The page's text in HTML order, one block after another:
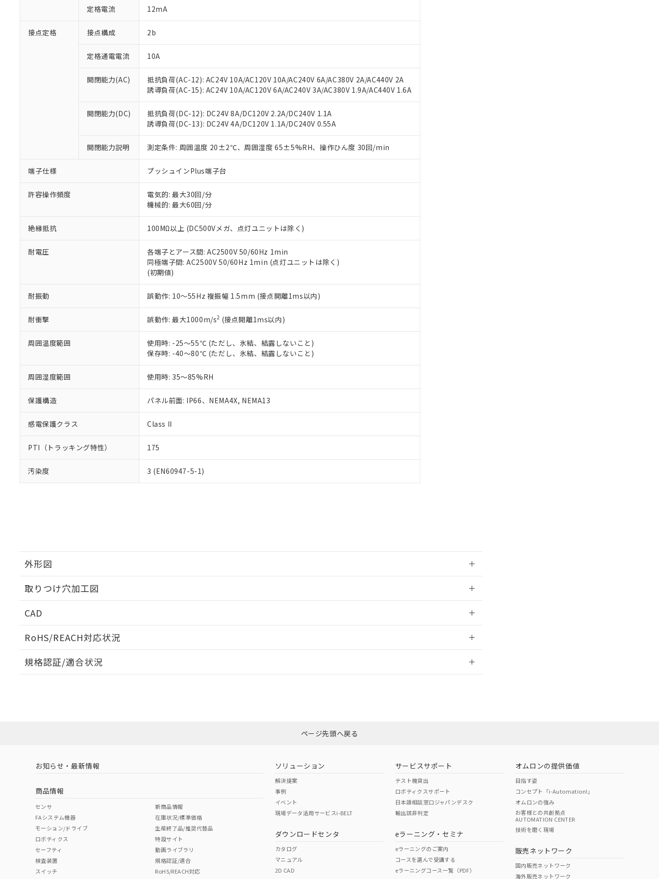
定格電流 12mA
接点定格 接点構成 2b
定格通電電流 10A
開閉能力(AC)
抵抗負荷(AC-12): AC24V 10A/AC120V 10A/AC240V 6A/AC380V 2A/AC440V 2A
誘導負荷(AC-15): AC24V 10A/AC120V 6A/AC240V 3A/AC380V 1.9A/AC440V 1.6A
開閉能力(DC)
抵抗負荷(DC-12): DC24V 8A/DC120V 2.2A/DC240V 1.1A
誘導負荷(DC-13): DC24V 4A/DC120V 1.1A/DC240V 0.55A
開閉能力説明 測定条件: 周囲温度 20±2℃、周囲湿度 65±5%RH、操作ひん度 30回/min
端子仕様 プッシュインPlus端子台
許容操作頻度
電気的: 最大30回/分
機械的: 最大60回/分
絶縁抵抗 100MΩ以上 (DC500Vメガ、点灯ユニットは除く)
耐電圧
各端子とアース間: AC2500V 50/60Hz 1min
同極端子間: AC2500V 50/60Hz 1min (点灯ユニットは除く)
(初期値)
耐振動 誤動作: 10～55Hz 複振幅 1.5mm (接点開離1ms以内)
耐衝撃 誤動作: 最大1000m/s2 (接点開離1ms以内)
周囲温度範囲
使用時: -25～55℃ (ただし、氷結、結露しないこと)
保存時: -40～80℃ (ただし、氷結、結露しないこと)
周囲湿度範囲 使用時: 35～85%RH
保護構造 パネル前面: IP66、NEMA4X, NEMA13
感電保護クラス Class II
PTI（トラッキング特性） 175
汚染度 3 (EN60947-5-1)
外形図
取りつけ穴加工図
CAD
RoHS/REACH対応状況
EU RoHS 注意事項・凡例
ダウンロードはこちら
中国 RoHS 注意事項・凡例
中国 RoHS表
Pb Hg Cr(VI)
O O
規格認証/適合状況
い。
正式な納期状況および標準価格はお客様のお取引先、またはお客様担当のオムロン制御機器販売店・
当社販売員にご相談ください。
オムロン制御機器販売店や当社販売拠点は「販売ネットワーク
」をご確認ください。
在庫状況および標準価格結果を当社の事前の承諾なく第三者に漏洩または開示しないようお願いしま
す。
マイパーツ機能（部品リスト作成サービス）をご利用いただくには、I-Webメンバーズにご登録され
お客様が当ウェブサイト上で当社にご登録された部品リストについて、当社および当社の共同利用者
が、当社の製品・サービスに関するお客様との取引・商談に必要な範囲で利用することをご了承くだ
さい。
※当社の共同利用者とは、"個人情報の共同利用に関して"
の「1.共同利用者の範囲」に記載されて
いる法人を指します。
但し、RoHS指令で産業用監視および制御機器に対する適用除外項目は除く。
※2 対応予定月
部品在庫の切り替え状況などにより、予定月が前後することがあります。
※3 非含有証明書ダウンロード
下記の非含有証明書をダウンロードすることができます。
EU RoHS指令（10物質）の非含有証明書
51物質の非含有証明書（当社基準）
※本証明書は発行日時点で非含有を証明するもので、過去に遡って非含有を証明するものではありません。
また、RoHS指令のフタル酸エステル類４物質の対応では、対応完了までの期間は出荷製品に未対応品が
混在することから備考欄に対応日を記載しておりました。
り割愛しております。
「○」：最大均質材料含有率が中国RoHSの基準値以下であることを示します。
「×」：最大均質材料含有率が中国RoHSの基準値を超えていることを示します。
*中国RoHS10物質の基準値 (GB/T26572)：
Pb(鉛) :1000ppm、 Hg(水銀) : 1000ppm、 Cd(カドミウム) : 100ppm、
Cr(Ⅵ)(六価クロム) : 1000ppm、 PBBs(ポリ臭化ビフェニル類) : 1000ppm、 PBDEs(ポリ臭化ジフェニルエーテル類) : 1000ppm、
DBP(フタル酸ジブチル) : 1000ppm、 DIBP(フタル酸ジイソブチル) : 1000ppm、 BBP(フタル酸ブチルベンジル) : 1000ppm、
DEHP(フタル酸ビス(2-エチルヘキシル)) : 1000ppm
※2 環境保護使用期限
「ｅ」：有害物質（10物質）のすべてが基準値以下であることを示します。
「10」：通常の使用状況下において有害物質が外部に漏えいし、環境に深刻な影響を及ぼさない年数を意
味します。
当社は、これら貴社製品のうち、外国為替および外国貿易法に定める商品（以下｢規制貨物等」とい
当社は貴社製品を、核兵器、ミサイル、化学兵器、生物兵器またはその他武器並びにこれらの製造装
置等に一切使用いたしません。
当社は、貴社製品を第三者に販売する場合は、上記1、2および3の内容を当該第三者に通知します。
また当社は、販売先および販売に係わる関係者が違法に輸出するおそれがある場合は、取り引きをい
たしません。
号
○ 一定数以上の在庫あり
△ 一定数には満たないが在庫あり
－
在庫なし(最新の在庫状況については、お客様のお取引先、またはお客様担当のオムロン制御
機器販売店・当社販売員にご確認ください)
空
白
受注生産機種、また在庫状況の情報を公開していない機種
ページ先頭へ戻る
お知らせ・最新情報
商品情報
センサ
FAシステム機器
モーション/ドライブ
ロボティクス
セーフティ
検査装置
スイッチ
新商品情報
在庫状況/標準価格
生産終了品/推奨代替品
特設サイト
動画ライブラリ
規格認証/適合
RoHS/REACH対応
ソリューション
解決提案
事例
イベント
現場データ活用サービスi-BELT
ダウンロードセンタ
カタログ
マニュアル
2D CAD
サービスサポート
テスト機貸出
ロボティクスサポート
日本語相談窓口ジャパンデスク
輸出該非判定
eラーニング・セミナ
eラーニングのご案内
コースを選んで受講する
eラーニングコース一覧（PDF）
オムロンの提供価値
目指す姿
コンセプト「i-Automation!」
オムロンの強み
お客様との共創拠点
AUTOMATION CENTER
技術を磨く現場
販売ネットワーク
国内販売ネットワーク
海外販売ネットワーク